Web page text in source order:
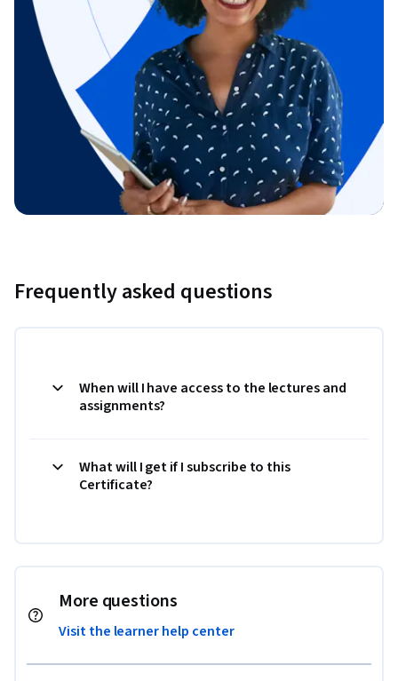
Frequently asked questions
When will I have access to the lectures and
assignments?
What will I get if I subscribe to this
Certificate?
More questions
Visit the learner help center